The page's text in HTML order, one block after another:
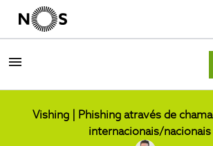
Vishing | Phishing através de
internacionais/nacionais